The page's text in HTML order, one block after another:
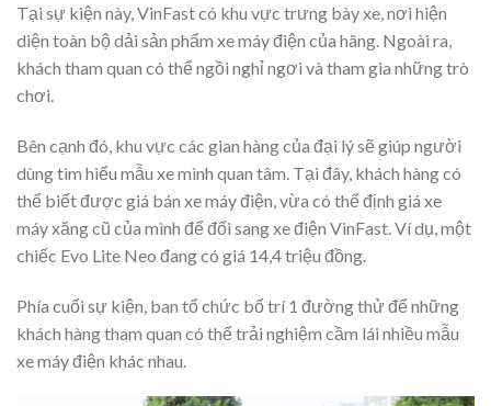
Tại sự kiện này, VinFast có khu vực trưng bày xe, nơi hiện
diện toàn bộ dải sản phẩm xe máy điện của hãng. Ngoài ra,
khách tham quan có thể ngồi nghỉ ngơi và tham gia những trò
chơi.
Bên cạnh đó, khu vực các gian hàng của đại lý sẽ giúp người
dùng tìm hiểu mẫu xe mình quan tâm. Tại đây, khách hàng có
thể biết được giá bán xe máy điện, vừa có thể định giá xe
máy xăng cũ của mình để đổi sang xe điện VinFast. Ví dụ, một
chiếc Evo Lite Neo đang có giá 14,4 triệu đồng.
Phía cuối sự kiện, ban tổ chức bố trí 1 đường thử để những
khách hàng tham quan có thể trải nghiệm cầm lái nhiều mẫu
xe máy điện khác nhau.